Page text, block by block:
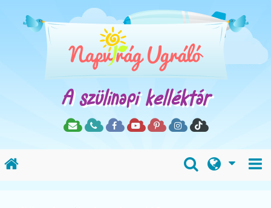
A szülinapi kelléktár